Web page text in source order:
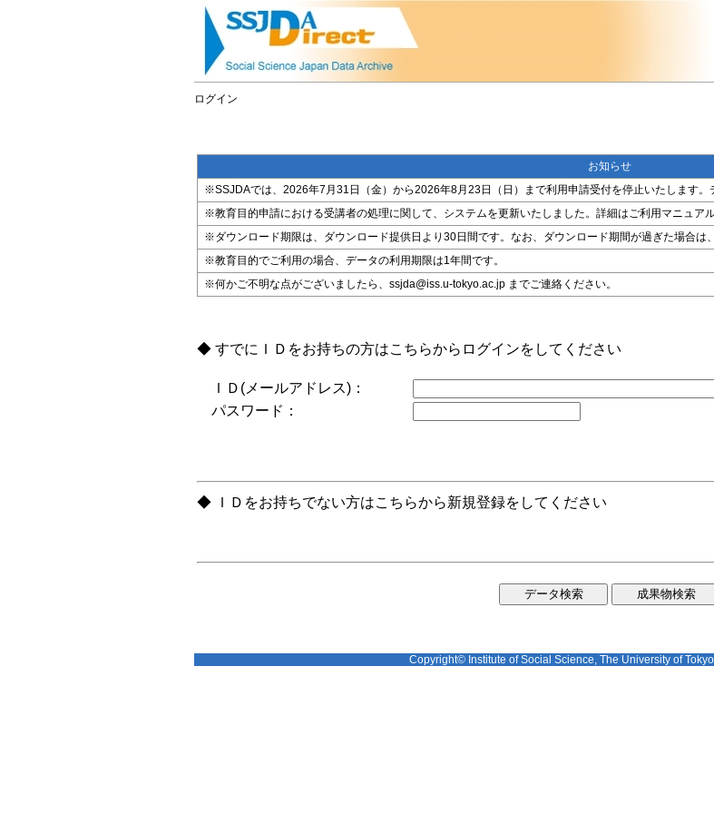
ログイン
お知らせ
※SSJDAでは、2026年7月31日（金）から2026年8月23日（日）まで利用申請受付を停止いたします。
※教育目的申請における受講者の処理に関して、システムを更新いたしました。詳細はご利用マニュア
※ダウンロード期限は、ダウンロード提供日より30日間です。なお、ダウンロード期間が過ぎた場合は
※教育目的でご利用の場合、データの利用期限は1年間です。
※何かご不明な点がございましたら、ssjda@iss.u-tokyo.ac.jp までご連絡ください。
◆ すでにＩＤをお持ちの方はこちらからログインをしてください
ＩＤ(メールアドレス)：
パスワード：
◆ ＩＤをお持ちでない方はこちらから新規登録をしてください
Copyright© Institute of Social Science, The University of